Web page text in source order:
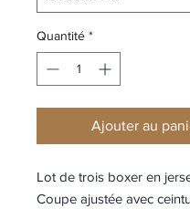
Quantité *
Ajouter au
Lot de trois boxer en
Coupe ajustée avec